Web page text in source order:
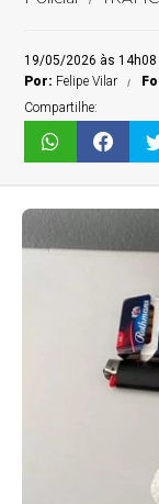
19/05/2026 às 14h08
Por: Felipe Vilar
Compartilhe: